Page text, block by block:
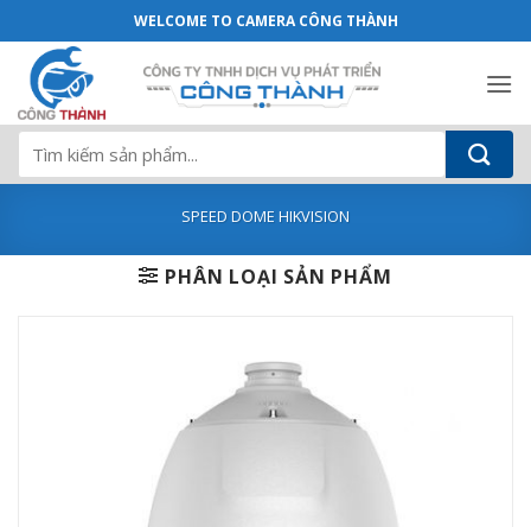
qua
dung
Camera Hikvision DS-2AE5232TI-A 2.0
WELCOME TO CAMERA CÔNG THÀNH
Tìm
kiếm:
SPEED DOME HIKVISION
PHÂN LOẠI SẢN PHẨM